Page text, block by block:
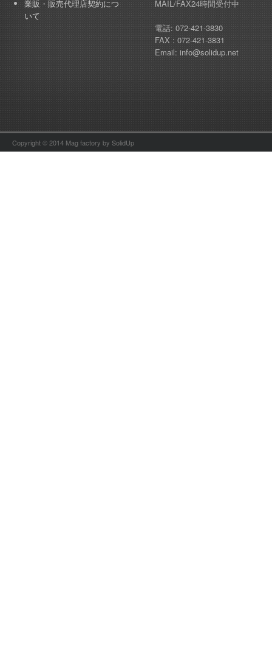
業販・販売代理店契約につ
いて
MAIL/FAX24時間受付中
電話: 072-421-3830
FAX : 072-421-3831
Email: info@solidup.net
Copyright © 2014 Mag factory by SolidUp